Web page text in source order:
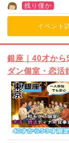
残り僅か
イベント
銀座｜40才から
ダン個室・恋